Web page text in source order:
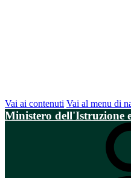
Vai ai contenuti Vai al menu di
Ministero dell'Istruzione